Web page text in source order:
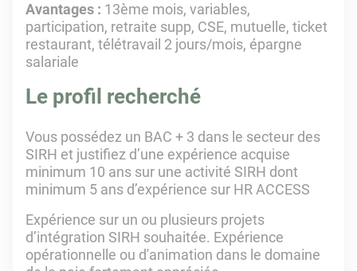
Avantages : 13ème mois, variables,
participation, retraite supp, CSE, mutuelle, ticket
restaurant, télétravail 2 jours/mois, épargne
salariale
Le profil recherché
Vous possédez un BAC + 3 dans le secteur des
SIRH et justifiez d’une expérience acquise
minimum 10 ans sur une activité SIRH dont
minimum 5 ans d’expérience sur HR ACCESS
Expérience sur un ou plusieurs projets
d’intégration SIRH souhaitée. Expérience
opérationnelle ou d'animation dans le domaine